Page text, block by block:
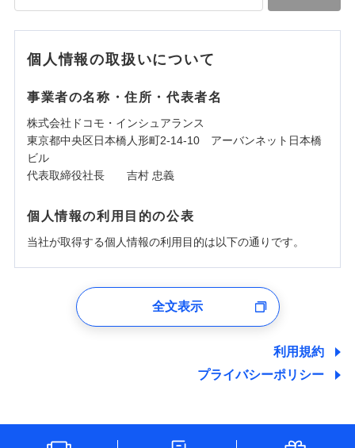
個人情報の取扱いについて
事業者の名称・住所・代表者名
株式会社ドコモ・インシュアランス
東京都中央区日本橋人形町2-14-10 アーバンネット日本橋
ビル
代表取締役社長 吉村 忠義
個人情報の利用目的の公表
当社が取得する個人情報の利用目的は以下の通りです。
ユーザー登録受付および、管理のため
しくは委託を受けている保険会社・提携会社の保険その他に
関する情報を提供し、金融商品等の契約を勧奨するため、ま
た維持管理等の委託業務遂行のため、またそれらに付帯、関
情報を取引のある他の保険会社の商品・サービスをご提案す
るために利用させていただくことがあります。）
全文表示
利用規約
プライバシーポリシー